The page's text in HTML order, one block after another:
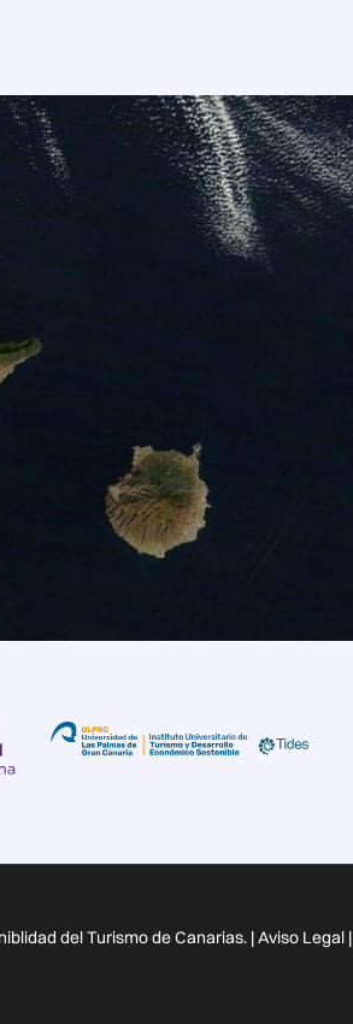
del Turismo de Canarias. |Aviso Legal|